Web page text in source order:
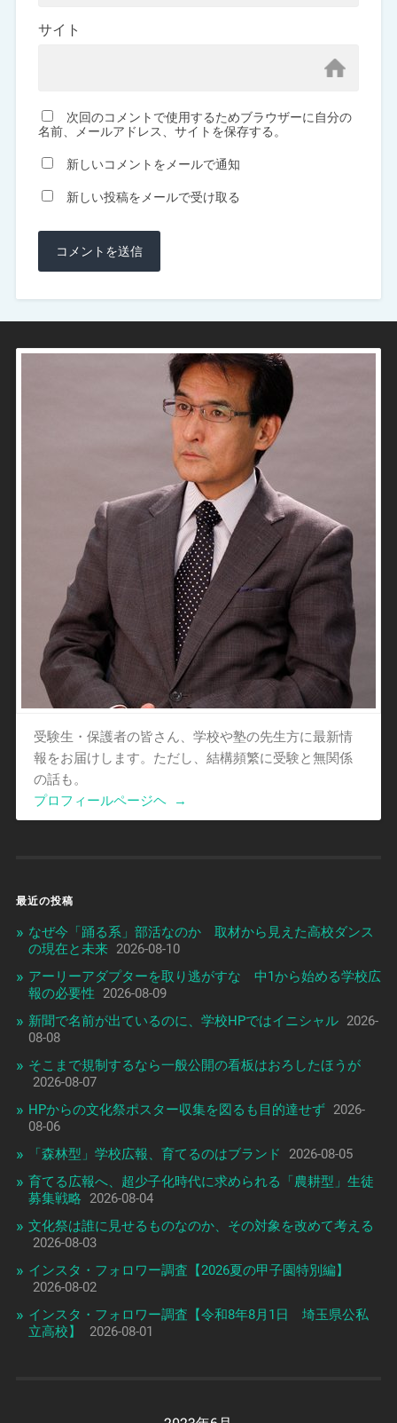
サイト
次回のコメントで使用するためブラウザーに自分の
名前、メールアドレス、サイトを保存する。
新しいコメントをメールで通知
新しい投稿をメールで受け取る
受験生・保護者の皆さん、学校や塾の先生方に最新情
報をお届けします。ただし、結構頻繁に受験と無関係
の話も。
プロフィールページヘ
→
最近の投稿
なぜ今「踊る系」部活なのか 取材から見えた高校ダンス
の現在と未来 2026-08-10
アーリーアダプターを取り逃がすな 中1から始める学校広
報の必要性
2026-08-09
新聞で名前が出ているのに、学校HPではイニシャル 2026-
08-08
そこまで規制するなら一般公開の看板はおろしたほうが
2026-08-07
HPからの文化祭ポスター収集を図るも目的達せず 2026-
08-06
「森林型」学校広報、育てるのはブランド
2026-08-05
育てる広報へ、超少子化時代に求められる「農耕型」生徒
募集戦略
2026-08-04
文化祭は誰に見せるものなのか、その対象を改めて考える
2026-08-03
インスタ・フォロワー調査【2026夏の甲子園特別編】
2026-08-02
インスタ・フォロワー調査【令和8年8月1日 埼玉県公私
立高校】
2026-08-01